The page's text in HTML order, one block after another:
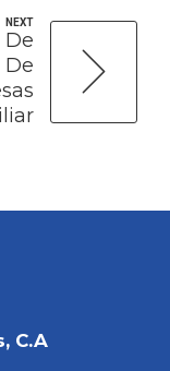
NEXT
De
C.A